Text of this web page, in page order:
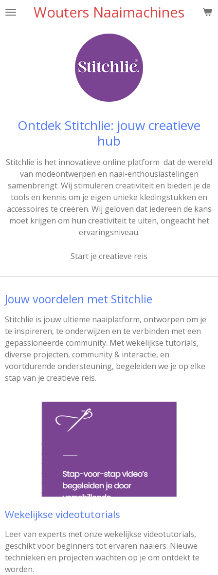
Ga
Wouters Naaimachines
Ontdek Stitchlie: jouw creatieve
hub
Stitchlie is het innovatieve online platform dat de wereld
van modeontwerpen en naai-enthousiastelingen
samenbrengt. Wij stimuleren creativiteit en bieden je de
tools en kennis om je eigen unieke kledingstukken en
accessoires te creëren. Wij geloven dat iedereen de kans
moet krijgen om hun creativiteit te uiten, ongeacht het
ervaringsniveau.
Start je creatieve reis
Jouw voordelen met Stitchlie
Stitchlie is jouw ultieme naaiplatform, ontworpen om je
te inspireren, te onderwijzen en te verbinden met een
gepassioneerde community. Met wekelijkse tutorials,
diverse projecten, community & interactie, en
voortdurende ondersteuning, begeleiden we je op elke
stap van je creatieve reis.
Wekelijkse videotutorials
Leer van experts met onze wekelijkse videotutorials,
geschikt voor beginners tot ervaren naaiers. Nieuwe
technieken en projecten wachten op je om ontdekt te
worden.